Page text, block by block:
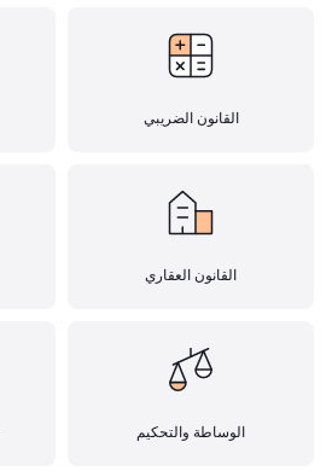
القانون الضريبي
القانون العقاري
الوساطة والتحكيم